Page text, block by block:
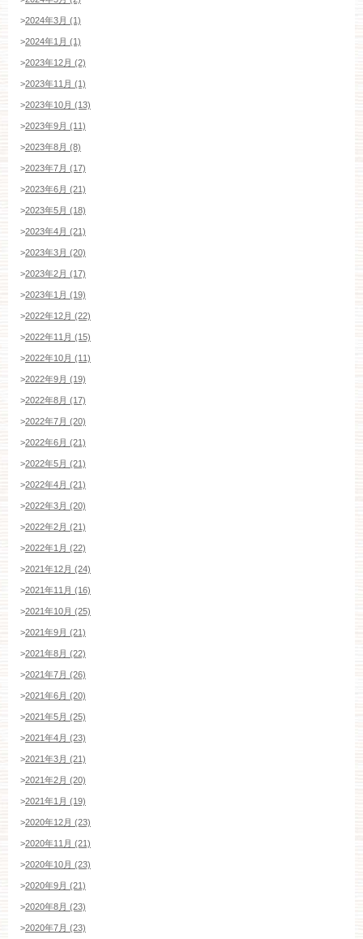
>2024年3月 (1)
>2024年1月 (1)
>2023年12月 (2)
>2023年11月 (1)
>2023年10月 (13)
>2023年9月 (11)
>2023年8月 (8)
>2023年7月 (17)
>2023年6月 (21)
>2023年5月 (18)
>2023年4月 (21)
>2023年3月 (20)
>2023年2月 (17)
>2023年1月 (19)
>2022年12月 (22)
>2022年11月 (15)
>2022年10月 (11)
>2022年9月 (19)
>2022年8月 (17)
>2022年7月 (20)
>2022年6月 (21)
>2022年5月 (21)
>2022年4月 (21)
>2022年3月 (20)
>2022年2月 (21)
>2022年1月 (22)
>2021年12月 (24)
>2021年11月 (16)
>2021年10月 (25)
>2021年9月 (21)
>2021年8月 (22)
>2021年7月 (26)
>2021年6月 (20)
>2021年5月 (25)
>2021年4月 (23)
>2021年3月 (21)
>2021年2月 (20)
>2021年1月 (19)
>2020年12月 (23)
>2020年11月 (21)
>2020年10月 (23)
>2020年9月 (21)
>2020年8月 (23)
>2020年7月 (23)